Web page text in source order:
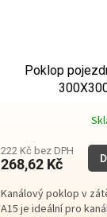
Poklop
222 Kč bez DPH
268,62 Kč
Kanálový poklop v
A15 je ideální pro